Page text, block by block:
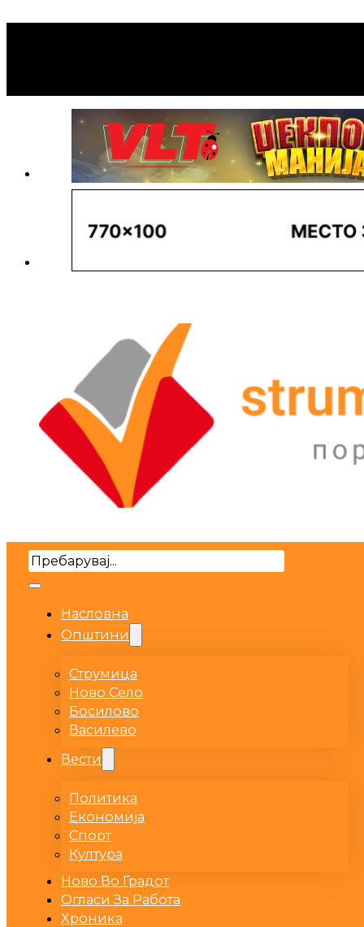
Search
Насловна
Општини
Струмица
Ново Село
Босилово
Василево
Вести
Политика
Економија
Спорт
Култура
Ново Во Градот
Огласи За Работа
Хроника